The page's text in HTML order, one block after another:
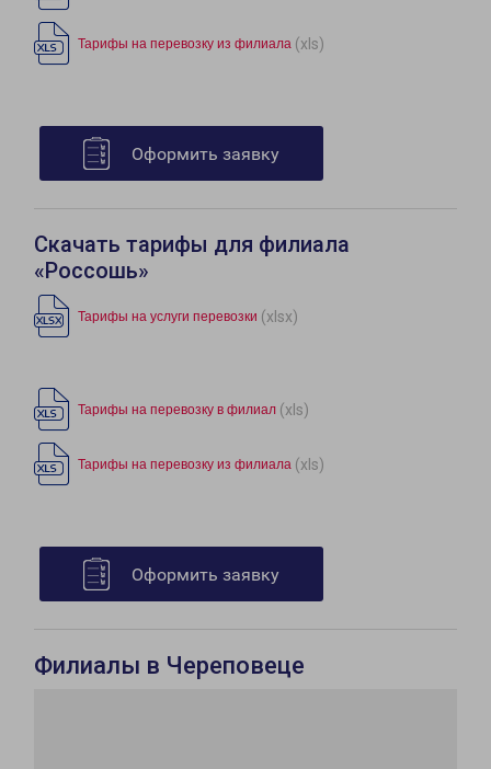
Тарифы на перевозку из филиала (xls)
Оформить заявку
Скачать тарифы для филиала
«Россошь»
Тарифы на услуги перевозки (xlsx)
Тарифы на перевозку в филиал (xls)
Тарифы на перевозку из филиала (xls)
Оформить заявку
Филиалы в Череповеце